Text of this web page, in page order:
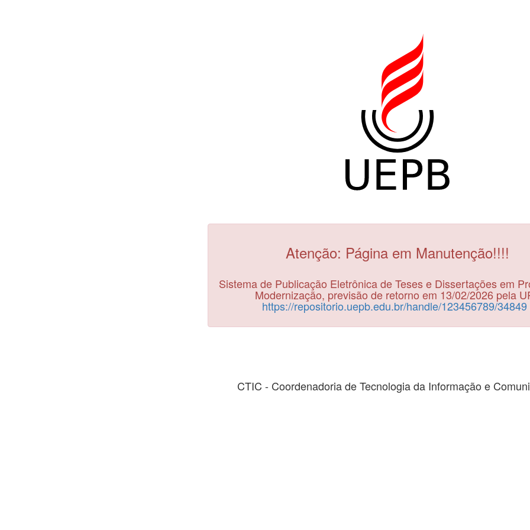
Atenção: Página em Manutenção!!!!
Sistema de Publicação Eletrônica de Teses e Dissertações em
Modernização, previsão de retorno em 13/02/2026 pela
https://repositorio.uepb.edu.br/handle/123456789/34849
CTIC - Coordenadoria de Tecnologia da Informação e